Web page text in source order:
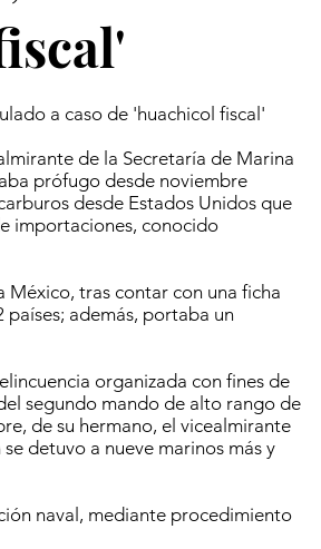
a caso de 'huachicol fiscal'
de la Secretaría de Marina
prófugo desde noviembre
desde Estados Unidos que
importaciones, conocido
México, tras contar con una ficha
además, portaba un
organizada con fines de
segundo mando de alto rango de
de su hermano, el vicealmirante
detuvo a nueve marinos más y
naval, mediante procedimiento